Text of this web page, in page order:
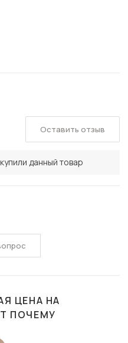
данный товар
Оставить отзыв
ЦЕНА НА
ПОЧЕМУ